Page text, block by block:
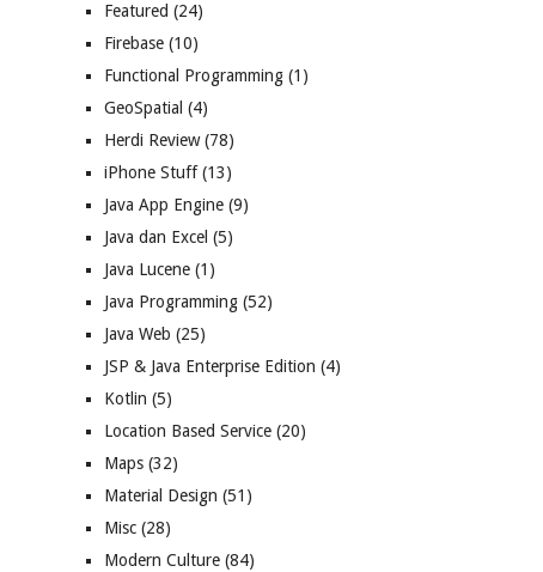
Featured (24)
Firebase (10)
Functional Programming (1)
GeoSpatial (4)
Herdi Review(78)
iPhone Stuff(13)
Java App Engine (9)
Java dan Excel (5)
Java Lucene (1)
Java Programming (52)
Java Web (25)
JSP & Java Enterprise Edition (4)
Kotlin (5)
Location Based Service (20)
Maps (32)
Material Design (51)
Misc (28)
Modern Culture (84)